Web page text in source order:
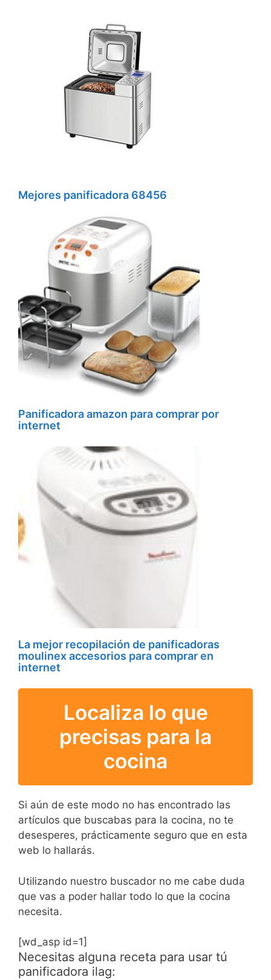
Mejores panificadora 68456
Panificadora amazon para comprar por
internet
La mejor recopilación de panificadoras
moulinex accesorios para comprar en
internet
Localiza lo que
precisas para la
cocina
Si aún de este modo no has encontrado las
artículos que buscabas para la cocina, no te
desesperes, prácticamente seguro que en esta
web lo hallarás.
Utilizando nuestro buscador no me cabe duda
que vas a poder hallar todo lo que la cocina
necesita.
[wd_asp id=1]
Necesitas alguna receta para usar tú
panificadora ilag: